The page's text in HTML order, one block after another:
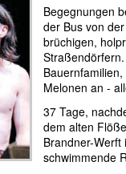
Begegnungen
der Bus von
brüchigen,
Melonen an -
37 Tage,
dem alten
Brandner-
schwimmende